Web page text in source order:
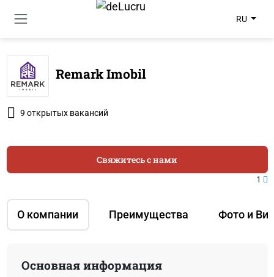
RU
Remark Imobil
9 открытых вакансий
О компании Преимущества Фото и
Свяжитесь с нами
1
Основная информация